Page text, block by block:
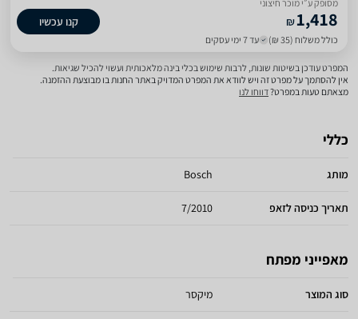
מסופק ע״י מוכר חיצוני
₪1,418
כולל משלוח (35 ₪) עד 7 ימי עסקים
קנו עכשיו
המפרט עודכן בשיטות שונות, לרבות שימוש בכלי בינה מלאכותית ועשוי להכיל שגיאות.
אין להסתמך על מפרט זה ויש לוודא את המפרט המדויק באתר החנות בו מבוצעת ההזמנה.
מצאתם טעות במפרט?דווחו לנו
כללי
מותג Bosch
תאריך כניסה לזאפ 7/2010
מאפייני מפתח
סוג המוצר מיקסר